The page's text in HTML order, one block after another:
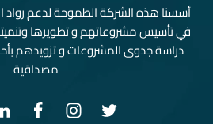
أسسنا هذه الشركة الطموحة لدعم رواد
في تأسيس مشروعاتهم و تطويرها
دراسة جدوى المشروعات و تزويدهم
مصداقية